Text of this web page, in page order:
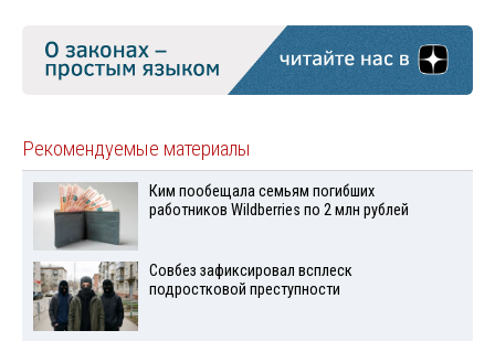
Рекомендуемые материалы
Ким пообещала семьям погибших
работников Wildberries по 2 млн рублей
Совбез зафиксировал всплеск
подростковой преступности